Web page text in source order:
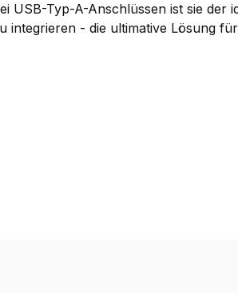
USB-Typ-A-Anschlüssen ist sie der
integrieren - die ultimative Lösung